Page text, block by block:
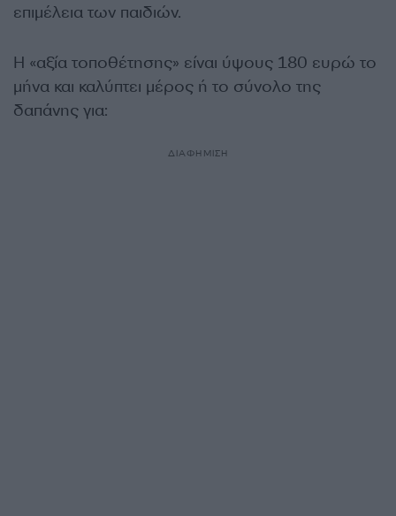
επιμέλεια των παιδιών.
Η «αξία τοποθέτησης» είναι ύψους 180 ευρώ το
μήνα και καλύπτει μέρος ή το σύνολο της
δαπάνης για:
ΔΙΑΦΗΜΙΣΗ